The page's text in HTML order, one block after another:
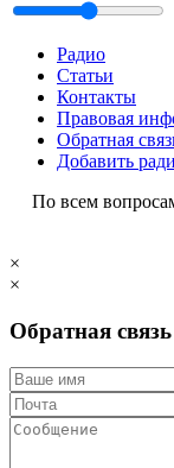
Радио
Статьи
Контакты
Правовая
Обратная
Добавить
По всем
×
×
Обратная связь